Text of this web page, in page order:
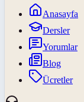
Anasayfa
Dersler
Yorumlar
Blog
Ücretler